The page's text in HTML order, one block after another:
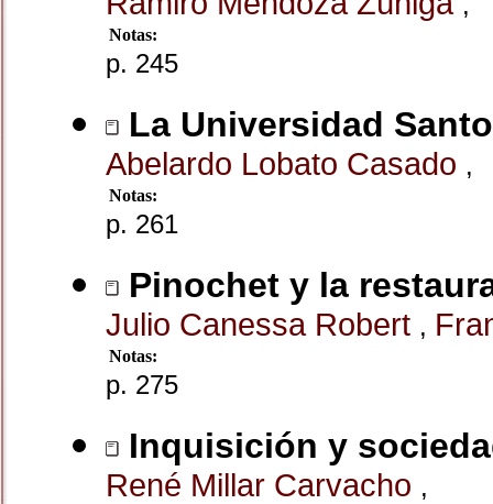
Notas:
p. 245
La Universidad
Abelardo Lobato Casado ,
Notas:
p. 261
Pinochet y la
Julio Canessa Robert ,
Notas:
p. 275
Inquisición y
René Millar Carvacho ,